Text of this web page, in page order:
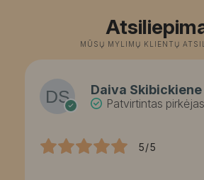
MŪSŲ MYLIMŲ KLIENTŲ
Daiva Skibickiene
Patvirtintas pirkėjas
5/5